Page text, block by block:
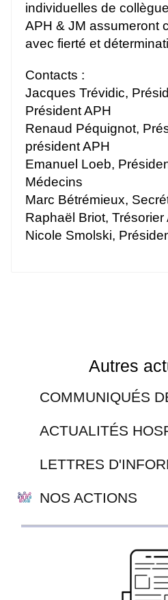
individuelles de
APH & JM assumeront
avec fierté et
Contacts :
Jacques Trévidic,
Président APH
Renaud Péquignot,
président APH
Emanuel Loeb,
Médecins
Marc Bétrémieux,
Raphaël Briot, Trésorier
Nicole Smolski,
Autres
COMMUNIQUÉS
ACTUALITÉS
LETTRES
NOS ACTIONS